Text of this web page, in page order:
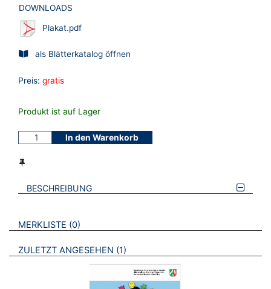
DOWNLOADS
Plakat.pdf
als Blätterkatalog öffnen
Preis: gratis
Produkt ist auf Lager
In den Warenkorb
BESCHREIBUNG
VERWEISE AUF VERMERKTE- ODER ZULETZT ANGESEHENE
MERKLISTE 0 BROSCHÜREN
ZULETZT ANGESEHEN 1 BROSCHÜREN